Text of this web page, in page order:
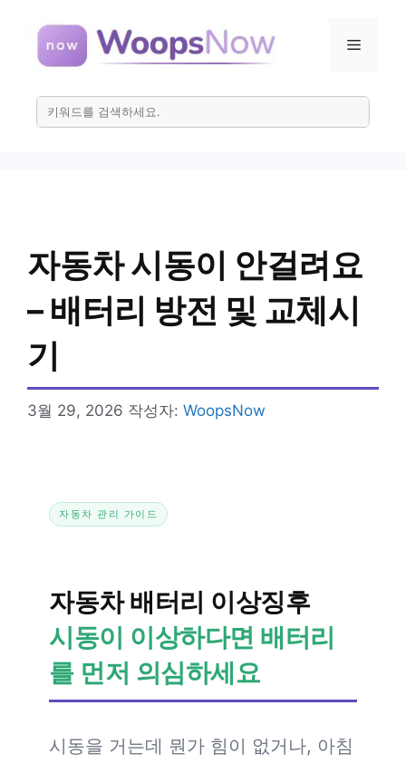
메
뉴
자동차 시동이 안걸려요
– 배터리 방전 및 교체시
기
3월 29, 2026 작성자: WoopsNow
자동차 관리 가이드
자동차 배터리 이상징후
시동이 이상하다면 배터리
를 먼저 의심하세요
시동을 거는데 뭔가 힘이 없거나, 아침